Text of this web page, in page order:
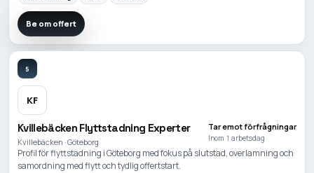
Be om offert
5
KF
Kvillebäcken Flyttstadning Experter
Kvillebäcken · Göteborg
Tar emot förfrågningar
Inom 1 arbetsdag
Profil för flyttstadning i Göteborg med fokus på slutstad, overlamning och
samordning med flytt och tydlig offertstart.